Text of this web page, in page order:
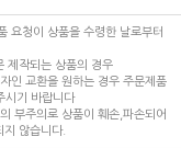
요청이 상품을 수령한 날로부터
제작되는 상품의 경우
인 교환을 원하는 경우 주문제품
시기 바랍니다
부주의로 상품이 훼손,파손되어
지 않습니다.